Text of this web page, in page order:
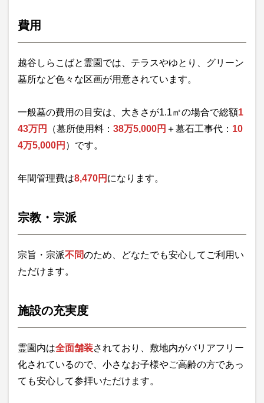
費用
越谷しらこばと霊園では、テラスやゆとり、グリーン
墓所など色々な区画が用意されています。
一般墓の費用の目安は、大きさが1.1㎡の場合で総額1
43万円
（墓所使用料： 38万5,000円 ＋墓石工事代： 10
4万5,000円 ）です。
年間管理費は8,470円 になります。
宗教・宗派
宗旨・宗派不問のため、どなたでも安心してご利用い
ただけます。
施設の充実度
霊園内は全面舗装されており、敷地内がバリアフリー
化されているので、小さなお子様やご高齢の方であっ
ても安心して参拝いただけます。